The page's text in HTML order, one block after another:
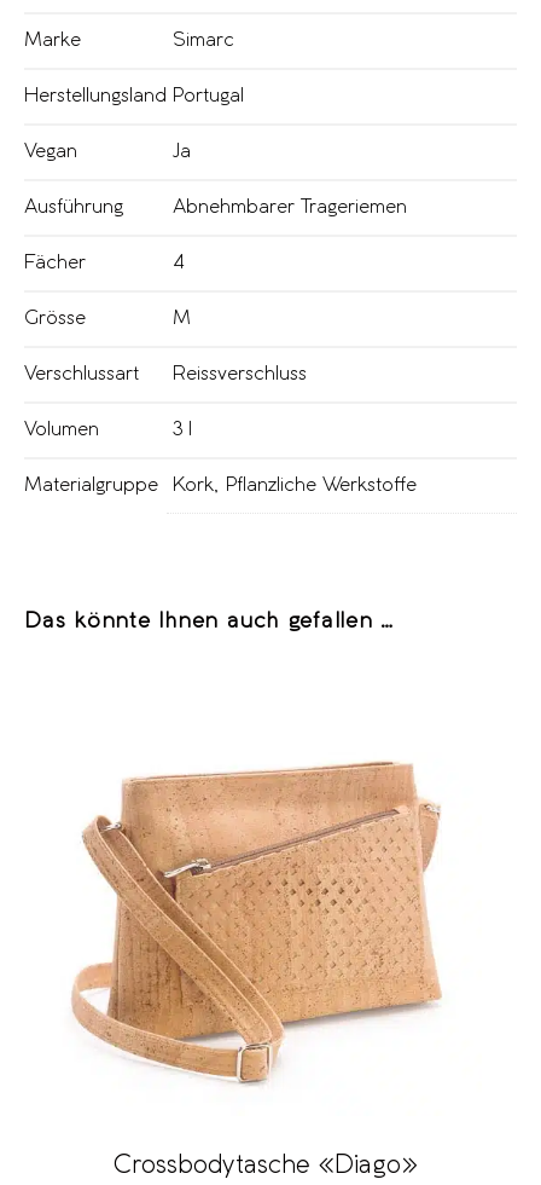
Marke Simarc
Herstellungsland Portugal
Vegan Ja
Ausführung Abnehmbarer Trageriemen
Fächer 4
Grösse M
Verschlussart Reissverschluss
Volumen 3 l
Materialgruppe Kork Pflanzliche Werkstoffe
Das könnte Ihnen auch gefallen …
Crossbodytasche «Diago»